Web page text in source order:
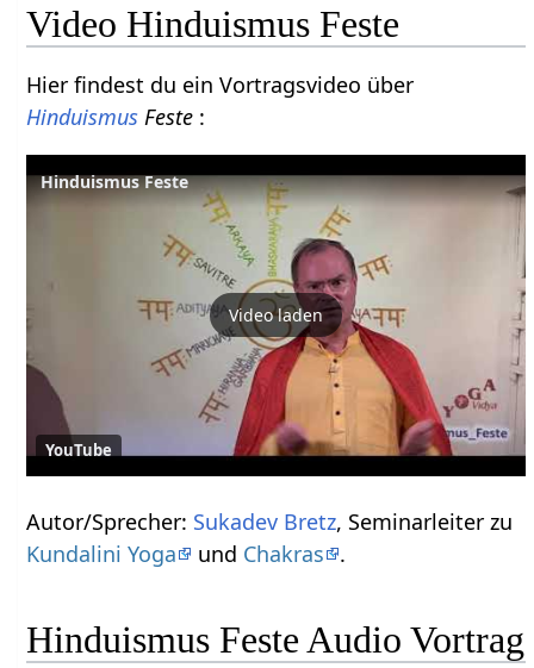
Video Hinduismus Feste
Hier findest du ein Vortragsvideo über
Hinduismus Feste :
Hinduismus Feste
Video laden
YouTube
Autor/Sprecher: Sukadev Bretz, Seminarleiter zu
Kundalini Yoga
und Chakras .
Hinduismus Feste Audio Vortrag